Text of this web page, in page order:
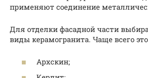
применяют соединение
Для отделки фасадной части
виды керамогранита. Чаще всего
Архскин;